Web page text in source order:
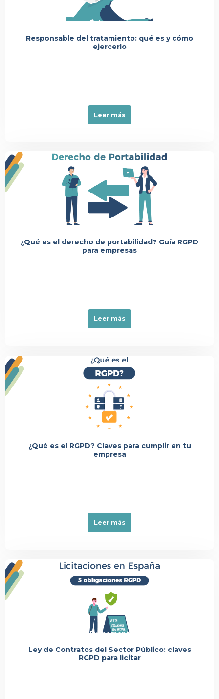
Événement
Responsable del tratamiento: qué es y cómo
ejercerlo
Leer más
¿Qué es el derecho de portabilidad? Guía RGPD
para empresas
Leer más
Événement
¿Qué es el RGPD? Claves para cumplir en tu
empresa
Leer más
Événement
Ley de Contratos del Sector Público: claves
RGPD para licitar